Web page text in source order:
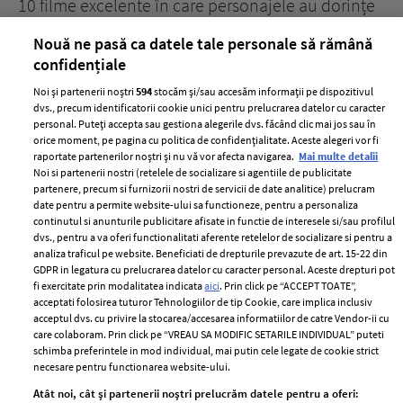
7 uleiuri care stimulează creșterea rapidă a
ELLE Style Awards
2024
Despre ELLE
Romania
Contact
Abonamente
Termeni si conditii
Politica de
confidențialitate
Politica de cookies
Publicitate
Nouă ne pasă ca datele tale personale să rămână
confidențiale
Noi și partenerii noștri594stocăm și/sau accesăm informații pe dispozitivul
dvs., precum identificatorii cookie unici pentru prelucrarea datelor cu caracter
personal. Puteți accepta sau gestiona alegerile dvs. făcând clic mai jos sau în
orice moment, pe pagina cu politica de confidențialitate. Aceste alegeri vor fi
raportate partenerilor noștri și nu vă vor afecta navigarea. Mai multe detalii
Noi si partenerii nostri (retelele de socializare si agentiile de publicitate
partenere, precum si furnizorii nostri de servicii de date analitice) prelucram
date pentru a permite website-ului sa functioneze, pentru a personaliza
continutul si anunturile publicitare afisate in functie de interesele si/sau profilul
dvs., pentru a va oferi functionalitati aferente retelelor de socializare si pentru a
analiza traficul pe website. Beneficiati de drepturile prevazute de art. 15-22 din
GDPR in legatura cu prelucrarea datelor cu caracter personal. Aceste drepturi pot
fi exercitate prin modalitatea indicataaici. Prin click pe “ACCEPT TOATE”,
acceptati folosirea tuturor Tehnologiilor de tip Cookie, care implica inclusiv
acceptul dvs. cu privire la stocarea/accesarea informatiilor de catre Vendor-ii cu
care colaboram. Prin click pe “VREAU SA MODIFIC SETARILE INDIVIDUAL” puteti
schimba preferintele in mod individual, mai putin cele legate de cookie strict
necesare pentru functionarea website-ului.
Atât noi, cât și partenerii noștri prelucrăm datele pentru a oferi: